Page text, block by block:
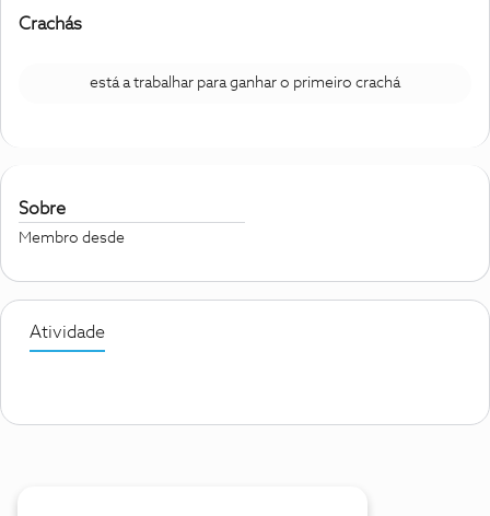
Crachás
está a trabalhar para ganhar o primeiro crachá
Sobre
Membro desde
Atividade